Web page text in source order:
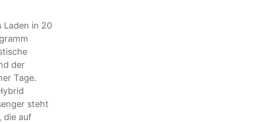
Laden in 20
der
Tage.
steht
die auf